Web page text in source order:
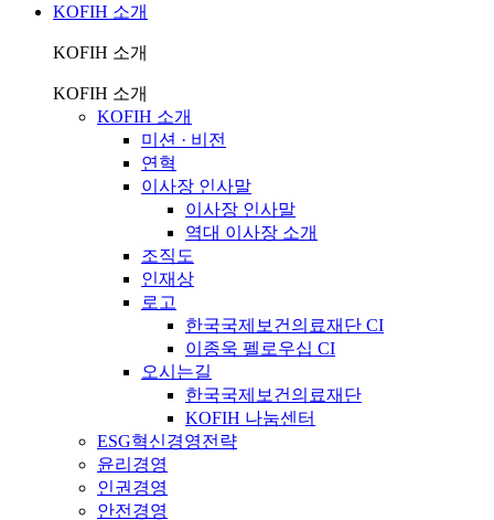
KOFIH 소개
KOFIH 소개
KOFIH 소개
KOFIH 소개
미션 · 비전
연혁
이사장 인사말
이사장 인사말
역대 이사장 소개
조직도
인재상
로고
한국국제보건의료재단 CI
이종욱 펠로우십 CI
오시는길
한국국제보건의료재단
KOFIH 나눔센터
ESG혁신경영전략
윤리경영
인권경영
안전경영